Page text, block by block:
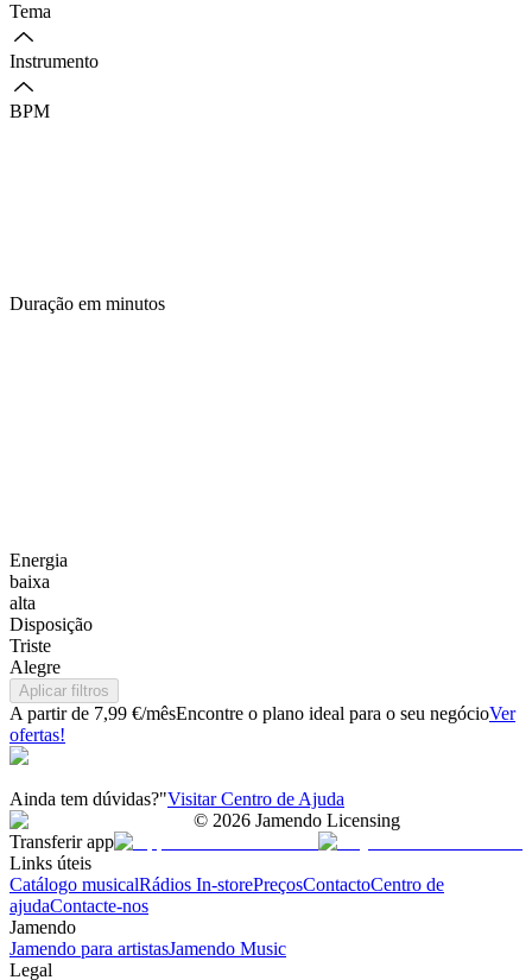
Tema
Instrumento
BPM
Duração em minutos
Energia
baixa
alta
Disposição
Triste
Alegre
Aplicar filtros
A partir de 7,99 €/mêsEncontre o plano ideal para o seu negócioVer
ofertas!
Ainda tem dúvidas?"Visitar Centro de Ajuda
© 2026 Jamendo Licensing
Transferir app
Links úteis
Catálogo musicalRádios In-storePreçosContactoCentro de
ajudaContacte-nos
Jamendo
Jamendo para artistasJamendo Music
Legal